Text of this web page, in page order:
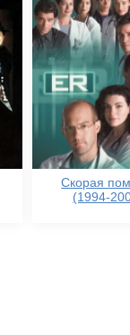
Скорая
(1994-